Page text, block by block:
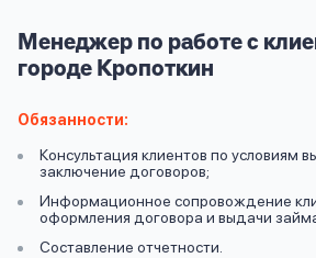
Менеджер по работе с
городе Кропоткин
Обязанности:
Консультация клиентов по условиям
заключение договоров;
Информационное сопровождение
оформления договора и выдачи
Составление отчетности.
контакты
Задать
Ок
Ок
правилами
предоставления
политикой
даю
согласие
на
обработку
личных